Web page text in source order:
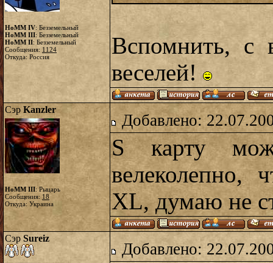
HoMM IV: Безземельный
HoMM III: Безземельный
HoMM II: Безземельный
Сообщения: 1124
Откуда: Россия
Вспомнить, с
веселей!
Сэр Kanzler
HoMM III: Рыцарь
Сообщения: 18
Откуда: Украина
Добавлено:
S карту
велеколепно,
XL, думаю не
Сэр Sureiz
Добавлено: